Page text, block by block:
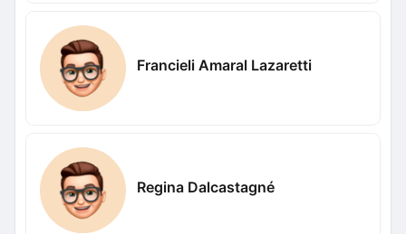
Francieli Amaral Lazaretti
Regina Dalcastagné